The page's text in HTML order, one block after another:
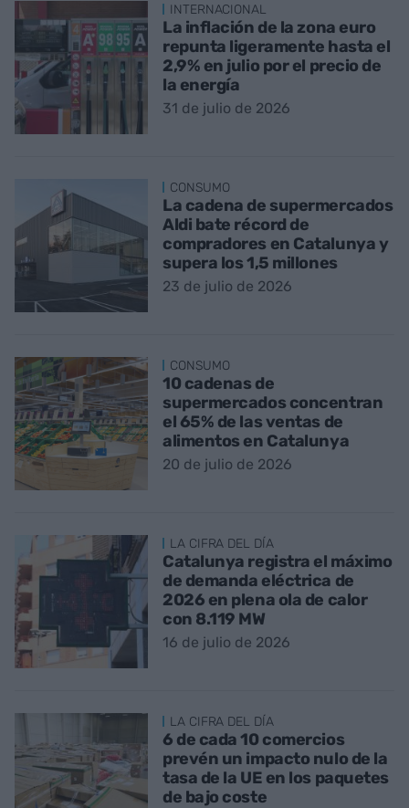
INTERNACIONAL
La inflación de la zona euro
repunta ligeramente hasta el
2,9% en julio por el precio de
la energía
31 de julio de 2026
CONSUMO
La cadena de supermercados
Aldi bate récord de
compradores en Catalunya y
supera los 1,5 millones
23 de julio de 2026
CONSUMO
10 cadenas de
supermercados concentran
el 65% de las ventas de
alimentos en Catalunya
20 de julio de 2026
LA CIFRA DEL DÍA
Catalunya registra el máximo
de demanda eléctrica de
2026 en plena ola de calor
con 8.119 MW
16 de julio de 2026
LA CIFRA DEL DÍA
6 de cada 10 comercios
prevén un impacto nulo de la
tasa de la UE en los paquetes
de bajo coste